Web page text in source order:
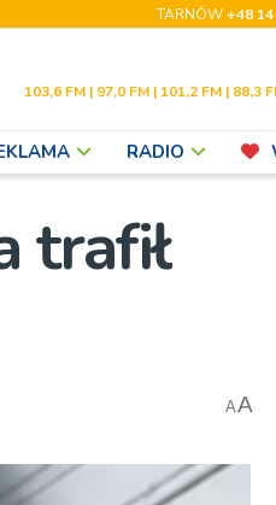
TARNÓW+48
103,6 FM | 97,0 FM | 101,2 FM | 88,3
RADIO
trafił
AA